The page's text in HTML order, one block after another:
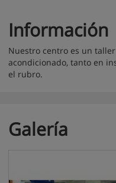
Información
Nuestro centro es un
acondicionado, tanto en
el rubro.
Galería